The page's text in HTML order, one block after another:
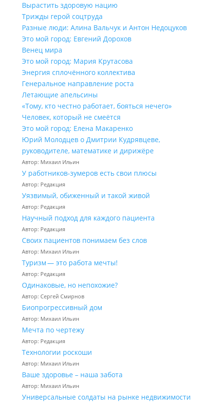
Вырастить здоровую нацию
Трижды герой соцтруда
Разные люди: Алина Вальчук и Антон Недоцуков
Это мой город: Евгений Дорохов
Венец мира
Это мой город: Мария Крутасова
Энергия сплочённого коллектива
Генеральное направление роста
Летающие апельсины
«Тому, кто честно работает, бояться нечего»
Человек, который не смеётся
Это мой город: Елена Макаренко
Юрий Молодцев о Дмитрии Кудрявцеве,
руководителе, математике и дирижёре
Автор: Михаил Ильин
У работников‑зумеров есть свои плюсы
Автор: Редакция
Уязвимый, обиженный и такой живой
Автор: Редакция
Научный подход для каждого пациента
Автор: Редакция
Своих пациентов понимаем без слов
Автор: Михаил Ильин
Туризм — это работа мечты!
Автор: Редакция
Одинаковые, но непохожие?
Автор: Сергей Смирнов
Биопрогрессивный дом
Автор: Михаил Ильин
Мечта по чертежу
Автор: Редакция
Технологии роскоши
Автор: Михаил Ильин
Ваше здоровье – наша забота
Автор: Михаил Ильин
Универсальные солдаты на рынке недвижимости